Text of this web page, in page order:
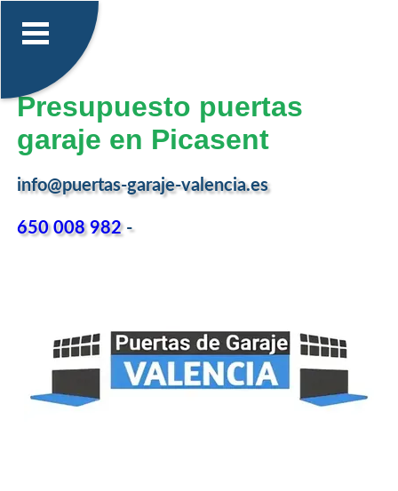
Presupuesto puertas
garaje en Picasent
info@puertas-garaje-valencia.es
650 008 982-